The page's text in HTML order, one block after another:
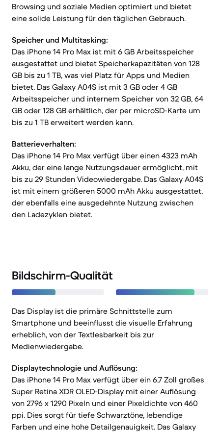
Browsing und soziale Medien optimiert und bietet
eine solide Leistung für den täglichen Gebrauch.
Speicher und Multitasking:
Das iPhone 14 Pro Max ist mit 6 GB Arbeitsspeicher
ausgestattet und bietet Speicherkapazitäten von 128
GB bis zu 1 TB, was viel Platz für Apps und Medien
bietet. Das Galaxy A04S ist mit 3 GB oder 4 GB
Arbeitsspeicher und internem Speicher von 32 GB, 64
GB oder 128 GB erhältlich, der per microSD-Karte um
bis zu 1 TB erweitert werden kann.
Batterieverhalten:
Das iPhone 14 Pro Max verfügt über einen 4323 mAh
Akku, der eine lange Nutzungsdauer ermöglicht, mit
bis zu 29 Stunden Videowiedergabe. Das Galaxy A04S
ist mit einem größeren 5000 mAh Akku ausgestattet,
der ebenfalls eine ausgedehnte Nutzung zwischen
den Ladezyklen bietet.
Bildschirm-Qualität
Das Display ist die primäre Schnittstelle zum
Smartphone und beeinflusst die visuelle Erfahrung
erheblich, von der Textlesbarkeit bis zur
Medienwiedergabe.
Displaytechnologie und Auflösung:
Das iPhone 14 Pro Max verfügt über ein 6,7 Zoll großes
Super Retina XDR OLED-Display mit einer Auflösung
von 2796 x 1290 Pixeln und einer Pixeldichte von 460
ppi. Dies sorgt für tiefe Schwarztöne, lebendige
Farben und eine hohe Detailgenauigkeit. Das Galaxy